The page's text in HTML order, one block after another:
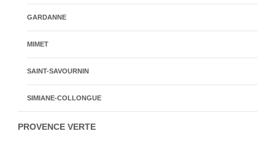
GARDANNE
MIMET
SAINT-SAVOURNIN
SIMIANE-COLLONGUE
PROVENCE VERTE